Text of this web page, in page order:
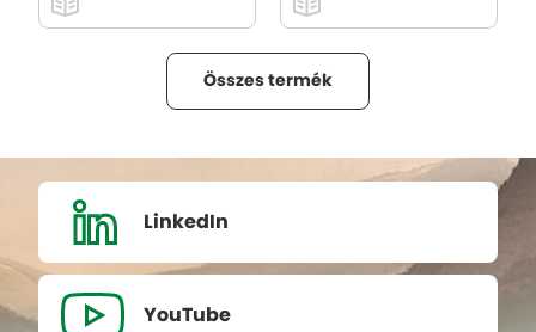
Összes termék
LinkedIn
YouTube